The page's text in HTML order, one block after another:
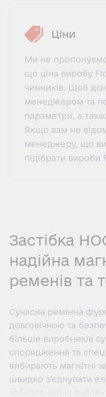
Ціни
Ми не
що ціна виробу
чинників. Щоб
менеджером та
параметри, а
Якщо вам не
менеджеру, що
підібрати вироби
Застібка
надійна
ременів та
Сучасна ремінна
довговічною та
більше виробників
спорядження та
вибирають магнітні
швидко з’єднувати